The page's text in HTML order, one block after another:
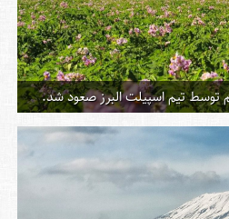
توسط تیم اسپیلت البرز صعود شد.